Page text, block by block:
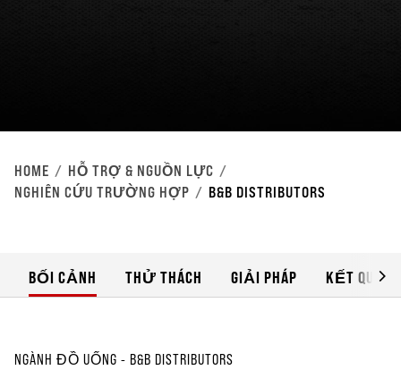
HOME
HỖ TRỢ & NGUỒN LỰC
NGHIÊN CỨU TRƯỜNG HỢP
B&B DISTRIBUTORS
BỐI CẢNH THỬ THÁCH GIẢI PHÁP KẾT QUẢ
NGÀNH ĐỒ UỐNG - B&B DISTRIBUTORS